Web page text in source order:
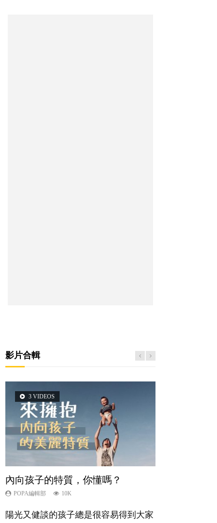
影片合輯
3 VIDEOS
內向孩子的特質，你懂嗎？
POPA編輯部 10K
陽光又健談的孩子總是很容易得到大家
5 VIDEOS
夫妻必看！經營婚姻，沒捷徑
POPA編輯部 22.9K
你是不是也曾經以為只要跟相愛的人結
2 VIDEOS
想孩子學好外語，點做好？
POPA編輯部 9.9K
有人話學多種語言越早開始越好，有人
14 VIDEOS
新手父母不用怕
POPA編輯部 16.3K
相信許多人初為人父母，由懷孕開始到
6 VIDEOS
孩子能力天注定？
POPA編輯部 7.9K
很多父母都希望孩子係個「叻仔叻